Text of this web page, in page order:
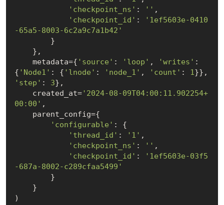
'checkpoint_ns' : '' ,
'checkpoint_id' :
'1ef5603e-0410
-65a5-8003-6c2a9c7a1b42'
    metadata={
'source' : 'loop' , 'writes' :
{ 'Node1' : { 'lnode' : 'node_1' , 'count' : 1
'step' : 3},
    created_at=
'2024-08-09T04:00:11.902254+
00:00' ,
'configurable' : {
'thread_id' : '1' ,
'checkpoint_ns' : '' ,
'checkpoint_id' :
'1ef5603e-03f5
-687a-8002-c289cfaa5499'